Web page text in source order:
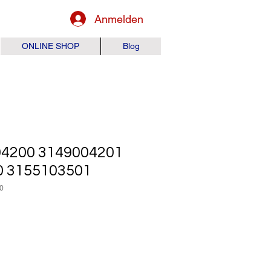
Anmelden
ONLINE SHOP Blog
3149004201
3155103501